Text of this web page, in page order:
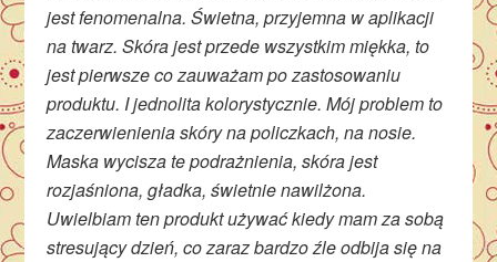
jest fenomenalna. Świetna, przyjemna w aplikacji
na twarz. Skóra jest przede wszystkim miękka, to
jest pierwsze co zauważam po zastosowaniu
produktu. I jednolita kolorystycznie. Mój problem to
zaczerwienienia skóry na policzkach, na nosie.
Maska wycisza te podrażnienia, skóra jest
rozjaśniona, gładka, świetnie nawilżona.
Uwielbiam ten produkt używać kiedy mam za sobą
stresujący dzień, co zaraz bardzo źle odbija się na